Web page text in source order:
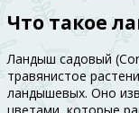
Что такое
Ландыш садовый
травянистое
ландышевых. Оно